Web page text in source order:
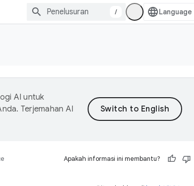
/
AI untuk
Terjemahan AI
Apakah informasi ini membantu?